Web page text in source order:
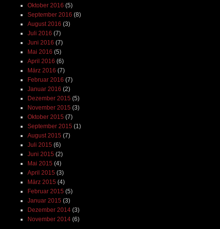
Oktober 2016 (5)
September 2016 (8)
August 2016 (3)
Juli 2016 (7)
Juni 2016 (7)
Mai 2016 (5)
April 2016 (6)
März 2016 (7)
Februar 2016 (7)
Januar 2016 (2)
Dezember 2015 (5)
November 2015 (3)
Oktober 2015 (7)
September 2015 (1)
August 2015 (7)
Juli 2015 (6)
Juni 2015 (2)
Mai 2015 (4)
April 2015 (3)
März 2015 (4)
Februar 2015 (5)
Januar 2015 (3)
Dezember 2014(3)
November 2014(6)